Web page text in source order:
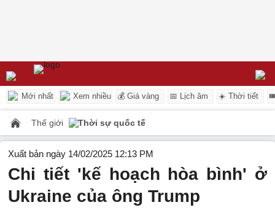
Mới nhất Xem nhiều 💰 Giá vàng 📅 Lịch âm ☀️ Thời tiết
Thế giới Thời sự quốc tế
Xuất bản ngày 14/02/2025 12:13 PM
Chi tiết 'kế hoạch hòa bình' ở
Ukraine của ông Trump